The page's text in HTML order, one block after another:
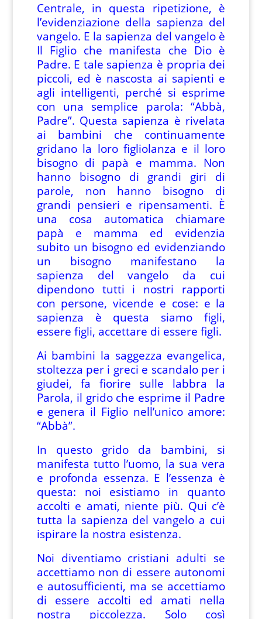
Centrale, in questa ripetizione, è
l’evidenziazione della sapienza del
vangelo. E la sapienza del vangelo è
Il Figlio che manifesta che Dio è
Padre. E tale sapienza è propria dei
piccoli, ed è nascosta ai sapienti e
agli intelligenti, perché si esprime
con una semplice parola: “Abbà,
Padre”. Questa sapienza è rivelata
ai bambini che continuamente
gridano la loro figliolanza e il loro
bisogno di papà e mamma. Non
hanno bisogno di grandi giri di
parole, non hanno bisogno di
grandi pensieri e ripensamenti. È
una cosa automatica chiamare
papà e mamma ed evidenzia
subito un bisogno ed evidenziando
un bisogno manifestano la
sapienza del vangelo da cui
dipendono tutti i nostri rapporti
con persone, vicende e cose: e la
sapienza è questa siamo figli,
essere figli, accettare di essere figli.
Ai bambini la saggezza evangelica,
stoltezza per i greci e scandalo per i
giudei, fa fiorire sulle labbra la
Parola, il grido che esprime il Padre
e genera il Figlio nell’unico amore:
“Abbà”.
In questo grido da bambini, si
manifesta tutto l’uomo, la sua vera
e profonda essenza. E l’essenza è
questa: noi esistiamo in quanto
accolti e amati, niente più. Qui c’è
tutta la sapienza del vangelo a cui
ispirare la nostra esistenza.
Noi diventiamo cristiani adulti se
accettiamo non di essere autonomi
e autosufficienti, ma se accettiamo
di essere accolti ed amati nella
nostra piccolezza. Solo così